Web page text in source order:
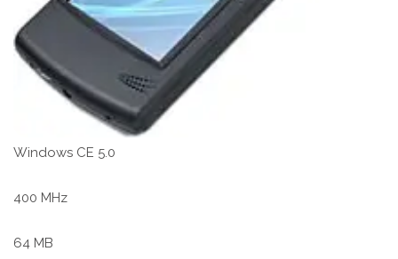
Windows CE 5.0
400 MHz
64 MB